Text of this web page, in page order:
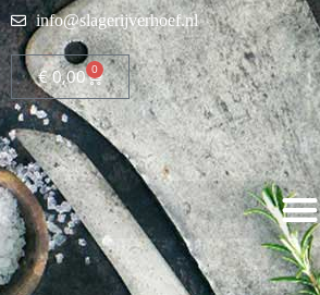
info@slagerijverhoef.nl
€0,00 0